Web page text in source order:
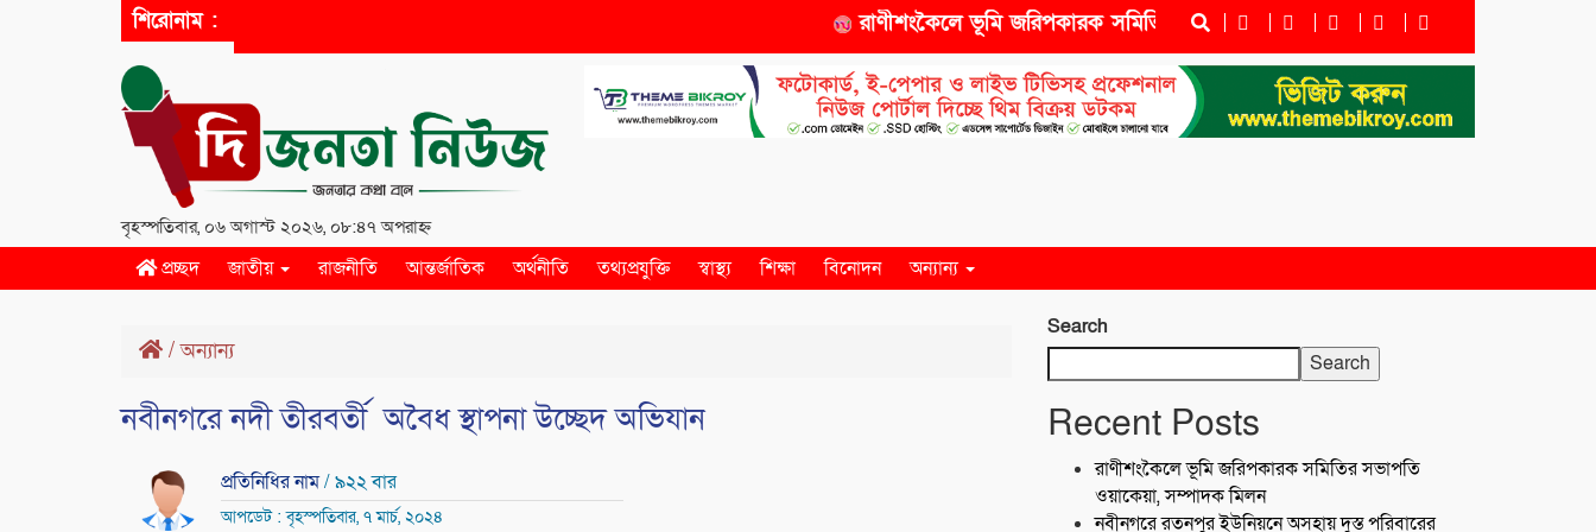
শিরোনাম : রাণীশংকৈলে ভূমি জরিপকারক সমিতির সভাপতি ওয়াকেয়া, সম্পাদক মিলন
বৃহস্পতিবার, ০৬ অগাস্ট ২০২৬, ০৮:৪৭ অপরাহ্ন
প্রচ্ছদ জাতীয় রাজনীতি আন্তর্জাতিক অর্থনীতি তথ্যপ্রযুক্তি স্বাস্থ্য শিক্ষা বিনোদন অন্যান্য
/অন্যান্য
নবীনগরে নদী তীরবর্তী অবৈধ স্থাপনা উচ্ছেদ অভিযান
প্রতিনিধির নাম/ ৯২২ বার
আপডেট : বৃহস্পতিবার, ৭ মার্চ, ২০২৪
Search
Search
Recent Posts
রাণীশংকৈলে ভূমি জরিপকারক সমিতির সভাপতি
ওয়াকেয়া, সম্পাদক মিলন
নবীনগরে রতনপুর ইউনিয়নে অসহায় দুস্ত পরিবারের